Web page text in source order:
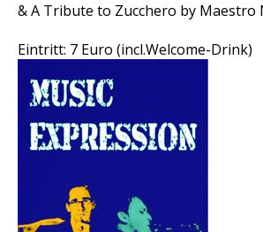
& A Tribute to Zucchero by
Eintritt: 7 Euro (incl.Welcome-Drink)